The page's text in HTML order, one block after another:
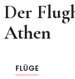
Der
Athen
FLÜGE